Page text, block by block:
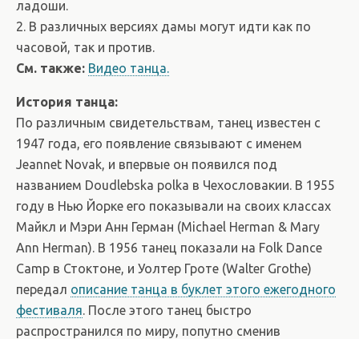
ладоши.
2. В различных версиях дамы могут идти как по
часовой, так и против.
См. также: Видео танца.
История танца:
По различным свидетельствам, танец известен с
1947 года, его появление связывают с именем
Jeannet Novak, и впервые он появился под
названием Doudlebska polka в Чехословакии. В 1955
году в Нью Йорке его показывали на своих классах
Майкл и Мэри Анн Герман (Michael Herman & Mary
Ann Herman). В 1956 танец показали на Folk Dance
Camp в Стоктоне, и Уолтер Гроте (Walter Grothe)
передал описание танца в буклет этого ежегодного
фестиваля. После этого танец быстро
распространился по миру, попутно сменив